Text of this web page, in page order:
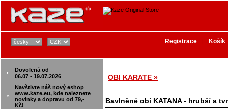
•
Dovolená od
06.07 - 19.07.2026
»
Navštivte náš nový eshop
www.kaze.eu, kde naleznete
novinky a dopravu od 79,-
Kč!
Registrace | Košík
OBI KARATE »
Bavlněné obi KATANA - hrubší a